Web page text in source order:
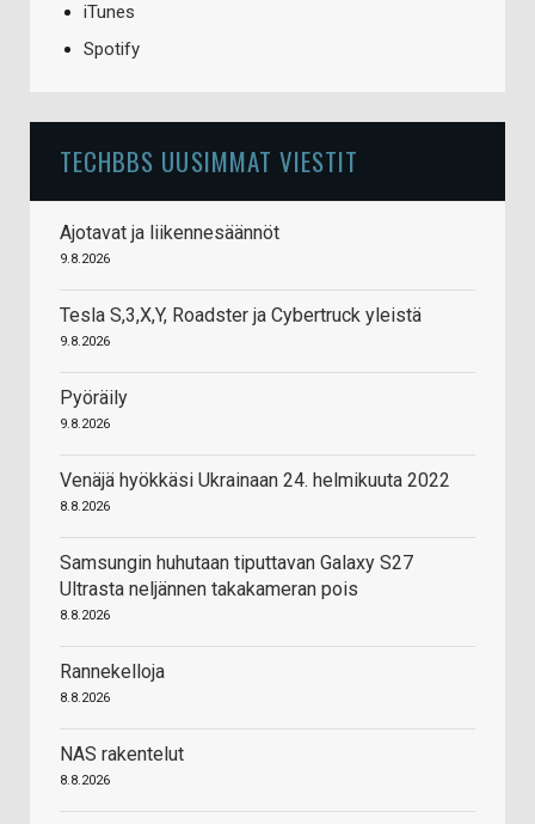
iTunes
Spotify
TECHBBS UUSIMMAT VIESTIT
Ajotavat ja liikennesäännöt
9.8.2026
Tesla S,3,X,Y, Roadster ja Cybertruck yleistä
9.8.2026
Pyöräily
9.8.2026
Venäjä hyökkäsi Ukrainaan 24. helmikuuta 2022
8.8.2026
Samsungin huhutaan tiputtavan Galaxy S27
Ultrasta neljännen takakameran pois
8.8.2026
Rannekelloja
8.8.2026
NAS rakentelut
8.8.2026